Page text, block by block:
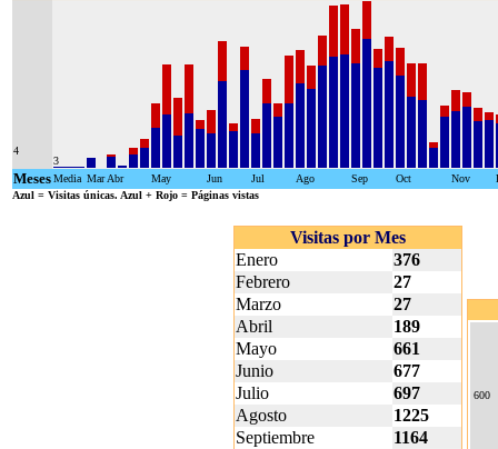
4
3
MesesMedia Mar Abr May Jun Jul Ago Sep Oct Nov
Azul = Visitas únicas. Azul + Rojo = Páginas vistas
Visitas por Mes
Enero
376
Febrero
27
Marzo
27
Abril
189
Mayo
661
Junio
677
Julio
697
Agosto
1225
Septiembre
1164
600